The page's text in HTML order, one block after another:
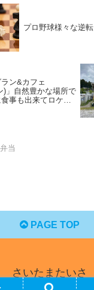
プロ野球様々な逆転
ン&カフェ
)」自然豊かな場所で
事も出来てロケー
当
PAGE TOP
さいたまたいさ